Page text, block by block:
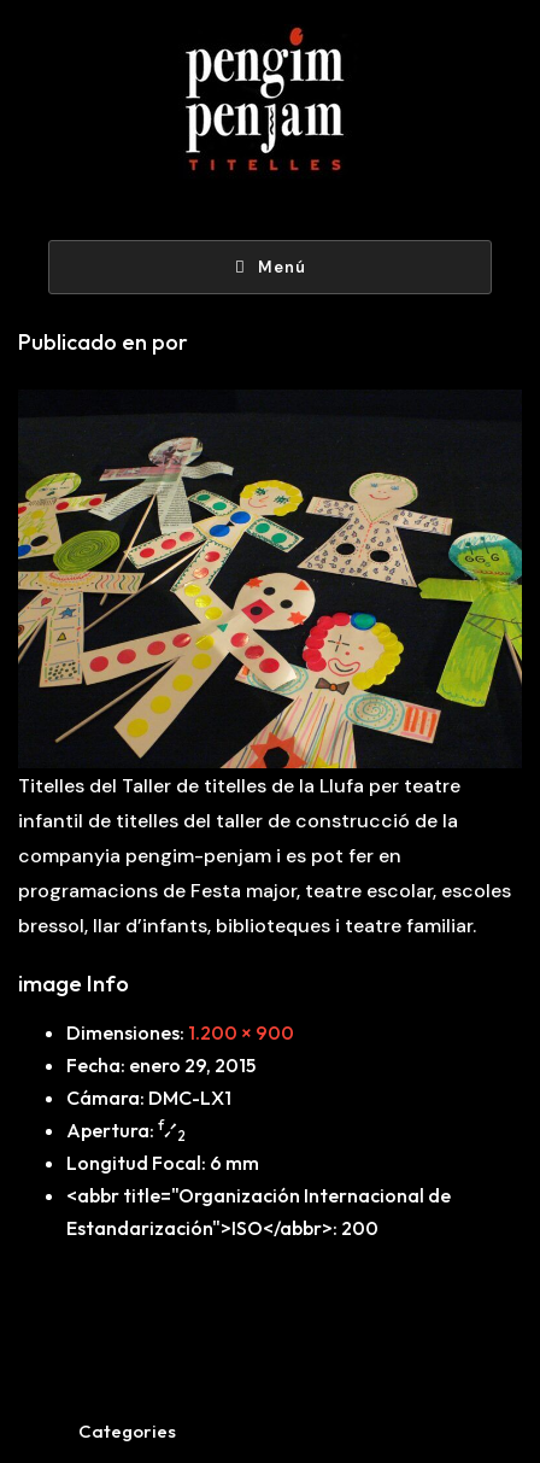
Menú
Publicado en por
Titelles del Taller de titelles de la Llufa per teatre
infantil de titelles del taller de construcció de la
companyia pengim-penjam i es pot fer en
programacions de Festa major, teatre escolar, escoles
bressol, llar d’infants, biblioteques i teatre familiar.
image Info
Dimensiones: 1.200 × 900
Fecha: enero 29, 2015
Cámara: DMC-LX1
Apertura: f⁄2
Longitud Focal: 6 mm
<abbr title="Organización Internacional de
Estandarización">ISO</abbr>: 200
Categories